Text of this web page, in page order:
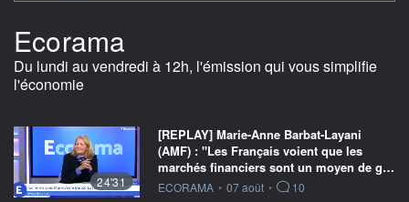
Ecorama
Du lundi au vendredi à 12h, l'émission qui vous simplifie
l'économie
24'31
[REPLAY] Marie-Anne Barbat-Layani
(AMF) : "Les Français voient que les
marchés financiers sont un moyen de g…
information fournie par
ECORAMA • 07 août • 10